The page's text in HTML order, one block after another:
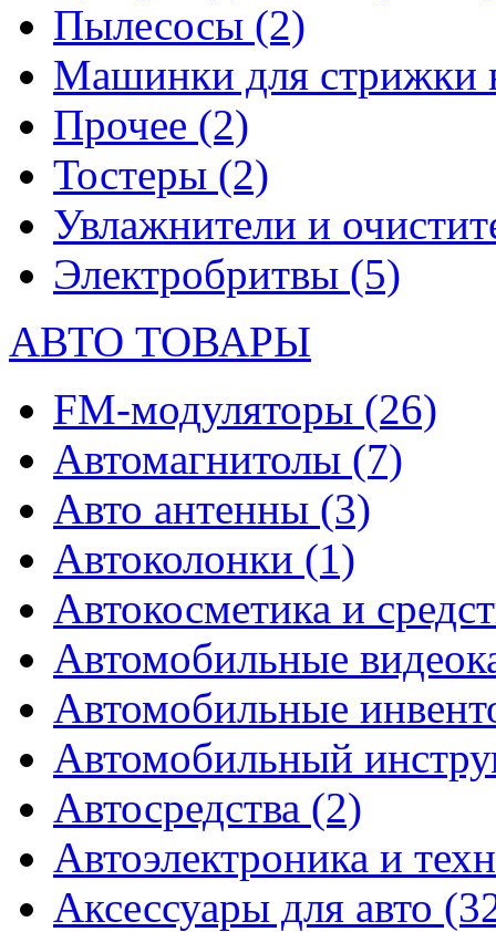
Пылесосы (2)
Машинки для стрижки
Прочее (2)
Тостеры (2)
Увлажнители и
Электробритвы (5)
АВТО ТОВАРЫ
FM-модуляторы (26)
Автомагнитолы (7)
Авто антенны (3)
Автоколонки (1)
Автокосметика и
Автомобильные
Автомобильные
Автомобильный
Автосредства (2)
Автоэлектроника и
Аксессуары для авто